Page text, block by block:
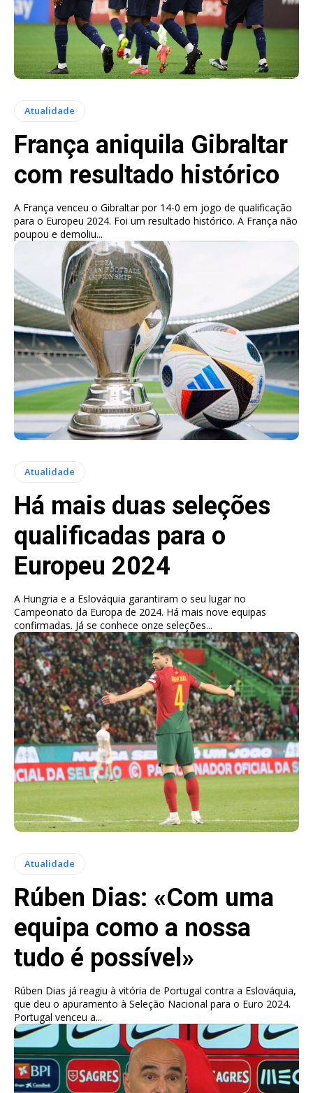
Atualidade
França aniquila Gibraltar
com resultado histórico
A França venceu o Gibraltar por 14-0 em jogo de qualificação
para o Europeu 2024. Foi um resultado histórico. A França não
poupou e demoliu...
Atualidade
Há mais duas seleções
qualificadas para o
Europeu 2024
A Hungria e a Eslováquia garantiram o seu lugar no
Campeonato da Europa de 2024. Há mais nove equipas
confirmadas. Já se conhece onze seleções...
Atualidade
Rúben Dias: «Com uma
equipa como a nossa
tudo é possível»
Rúben Dias já reagiu à vitória de Portugal contra a Eslováquia,
que deu o apuramento à Seleção Nacional para o Euro 2024.
Portugal venceu a...